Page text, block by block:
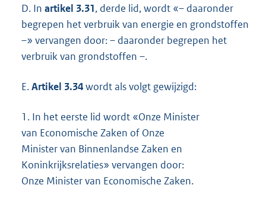
D. In artikel 3.31, derde lid, wordt «– daaronder
begrepen het verbruik van energie en grondstoffen
–» vervangen door: – daaronder begrepen het
verbruik van grondstoffen –.
E.Artikel 3.34wordt als volgt gewijzigd:
1. In het eerste lid wordt «Onze Minister
van Economische Zaken of Onze
Minister van Binnenlandse Zaken en
Koninkrijksrelaties» vervangen door:
Onze Minister van Economische Zaken.